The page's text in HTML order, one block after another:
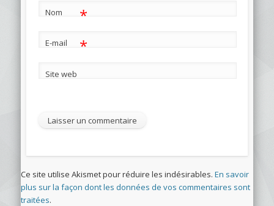
Nom *
E-mail *
Site web
Ce site utilise Akismet pour réduire les indésirables. En savoir
plus sur la façon dont les données de vos commentaires sont
traitées.